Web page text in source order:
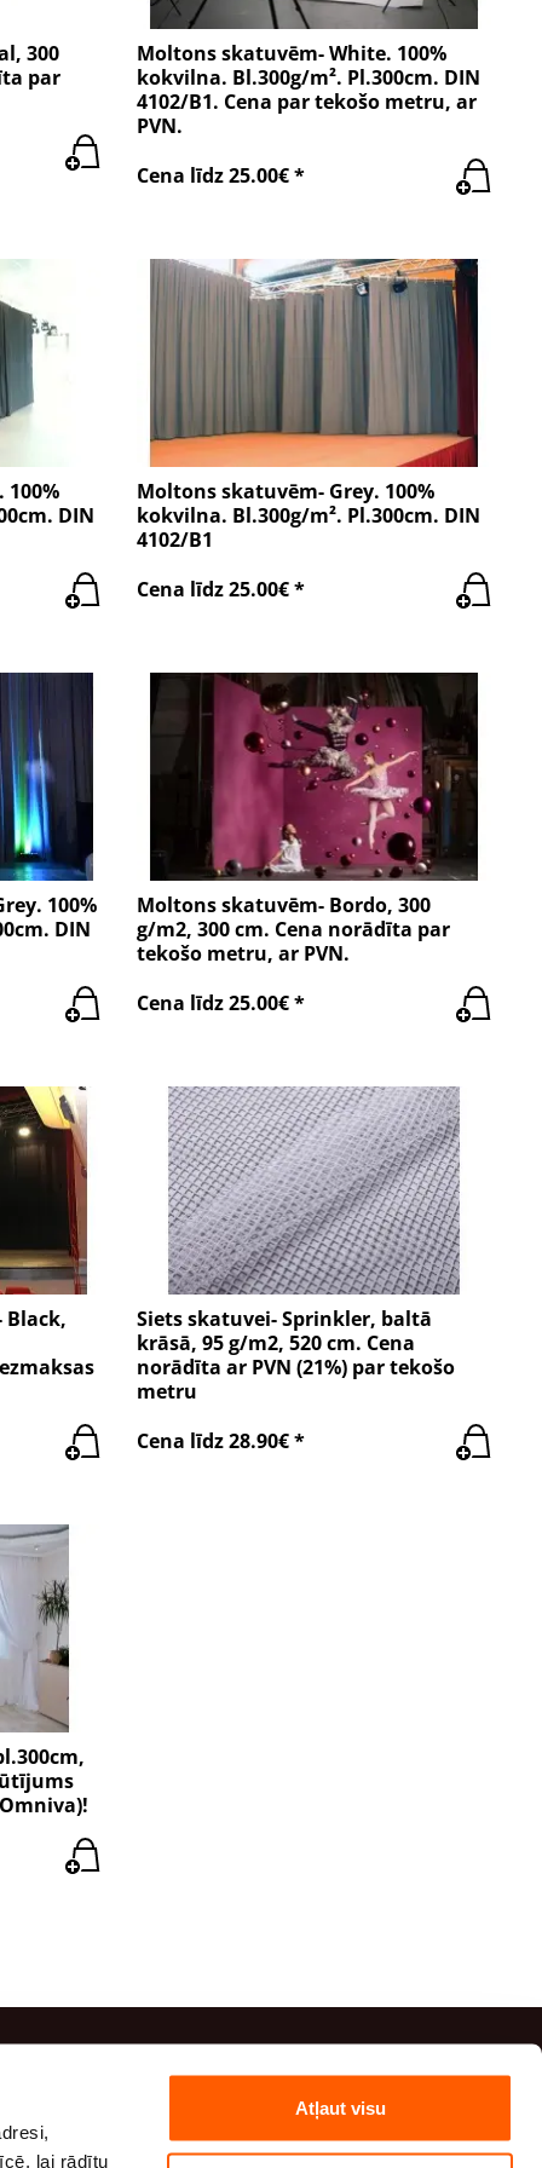
lai rādītu
Atļaut visu
300
par
Moltons skatuvēm- White. 100%
kokvilna. Bl.300g/m². Pl.300cm. DIN
4102/B1. Cena par tekošo metru, ar
PVN.
Cena līdz 25.00€ *
DIN
Moltons skatuvēm- Grey. 100%
kokvilna. Bl.300g/m². Pl.300cm. DIN
4102/B1
Cena līdz 25.00€ *
100%
DIN
Moltons skatuvēm- Bordo, 300
g/m2, 300 cm. Cena norādīta par
tekošo metru, ar PVN.
Cena līdz 25.00€ *
Black,
Siets skatuvei- Sprinkler, baltā
krāsā, 95 g/m2, 520 cm. Cena
norādīta ar PVN (21%) par tekošo
metru
Cena līdz 28.90€ *
(+371) 29 41 20 54